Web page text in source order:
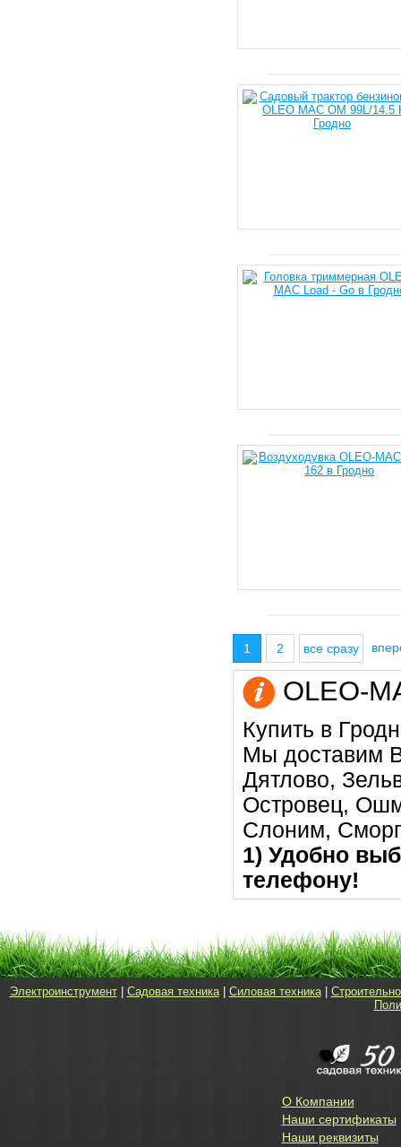
1 2 все сразу
OLEO-
Купить в
Мы доставим
Дятлово,
Островец,
Слоним,
1) Удобно
телефону!
Электроинструмент| Садовая техника| Силовая техника|
О Компании
Наши сертификаты
Наши реквизиты